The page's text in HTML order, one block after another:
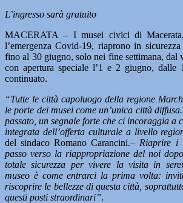
L’ingresso sarà gratuito
MACERATA – I musei civici di
l’emergenza Covid-19, riaprono in
fino al 30 giugno, solo nei fine settimana, dal
con apertura speciale l’1 e 2 giugno,
continuato.
“Tutte le città capoluogo della regione
le porte dei musei come un’unica città
passato, un segnale forte che ci incoraggia a
integrata dell’offerta culturale a livello
del sindaco Romano Carancini.– Riaprire i
passo verso la riappropriazione del noi
totale sicurezza per vivere la visita in
museo è come entrarci la prima volta:
riscoprire le bellezze di questa città,
questi posti straordinari”.